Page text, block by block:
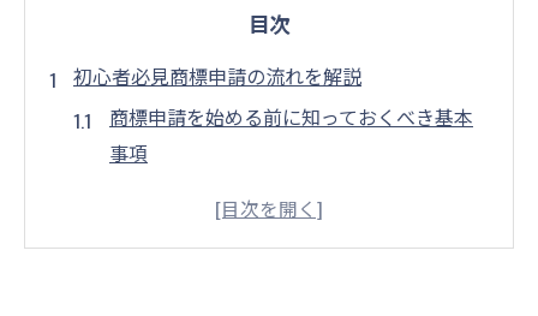
目次
初心者必見商標申請の流れを解説
商標申請を始める前に知っておくべき基本
事項
商標申請プロセスの全体像を理解する